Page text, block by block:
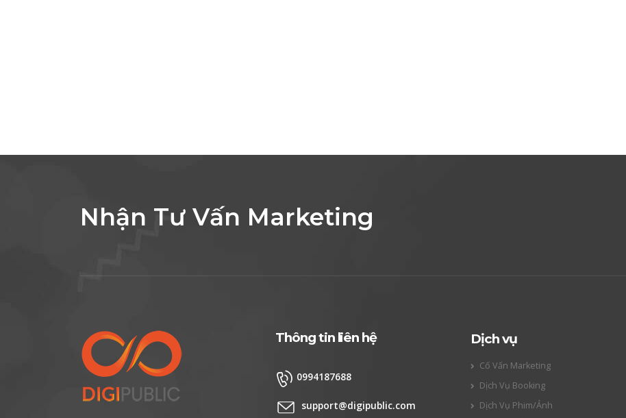
Nhận Tư Vấn Marketing
Thông tin liên hệ
0994187688
support@digipublic.com
Dịch vụ
Cố Vấn Marketing
Dịch Vụ Booking
Dịch Vụ Phim/Ảnh